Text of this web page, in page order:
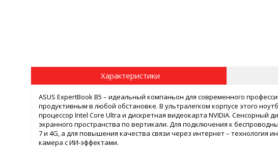
Характеристики
ASUS ExpertBook B5 – идеальный компаньон для современного
продуктивным в любой обстановке. В ультралегком корпусе этого
процессор Intel Core Ultra и дискретная видеокарта NVIDIA. Сенсорный
экранного пространства по вертикали. Для подключения к
7 и 4G, а для повышения качества связи через интернет – технология
камера с ИИ-эффектами.